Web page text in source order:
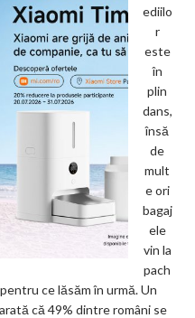
ediilo
r
este
în
plin
dans,
însă
de
mult
e ori
bagaj
ele
vin la
pach
ce lăsăm în urmă. Un
că 49% dintre români se